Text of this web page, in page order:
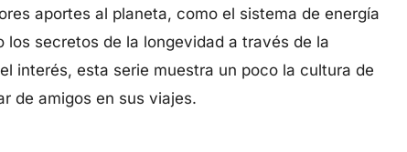
aportes al planeta, como el sistema de energía
secretos de la longevidad a través de la
interés, esta serie muestra un poco la cultura de
de amigos en sus viajes.